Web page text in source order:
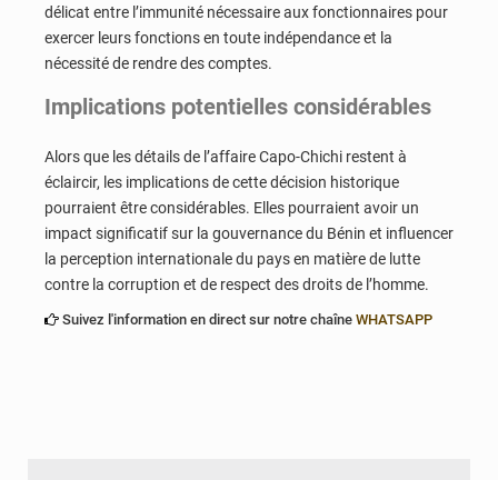
délicat entre l’immunité nécessaire aux fonctionnaires pour
exercer leurs fonctions en toute indépendance et la
nécessité de rendre des comptes.
Implications potentielles considérables
Alors que les détails de l’affaire Capo-Chichi restent à
éclaircir, les implications de cette décision historique
pourraient être considérables. Elles pourraient avoir un
impact significatif sur la gouvernance du Bénin et influencer
la perception internationale du pays en matière de lutte
contre la corruption et de respect des droits de l’homme.
Suivez l'information en direct sur notre chaîne WHATSAPP